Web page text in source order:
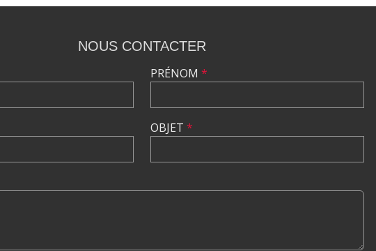
NOUS CONTACTER
PRÉNOM *
OBJET *